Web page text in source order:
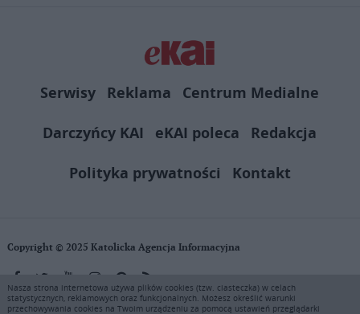
Serwisy Reklama
Centrum Medialne
Darczyńcy KAI
eKAI poleca
Redakcja
Polityka prywatności
Kontakt
Copyright © 2025 Katolicka Agencja Informacyjna
KAI zastrzega wszelkie prawa do serwisu. Użytkownicy mogą pobierać
Nasza strona internetowa używa plików cookies (tzw. ciasteczka) w celach
statystycznych, reklamowych oraz funkcjonalnych. Możesz określić warunki
przechowywania cookies na Twoim urządzeniu za pomocą ustawień przeglądarki